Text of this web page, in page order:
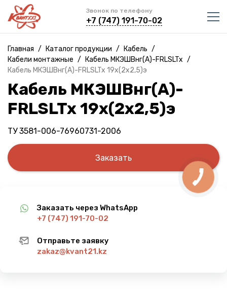
Звонок по телефону
+7 (747) 191-70-02
Главная / Каталог продукции / Кабель /
Кабели монтажные / Кабель МКЭШВнг(A)-FRLSLTx /
Кабель МКЭШВнг(A)-FRLSLTx 19х(2х2,5)э
Кабель МКЭШВнг(A)-
FRLSLTx 19х(2х2,5)э
ТУ 3581-006-76960731-2006
Заказать
Заказать через WhatsApp
+7 (747) 191-70-02
Отправьте заявку
zakaz@kvant21.kz